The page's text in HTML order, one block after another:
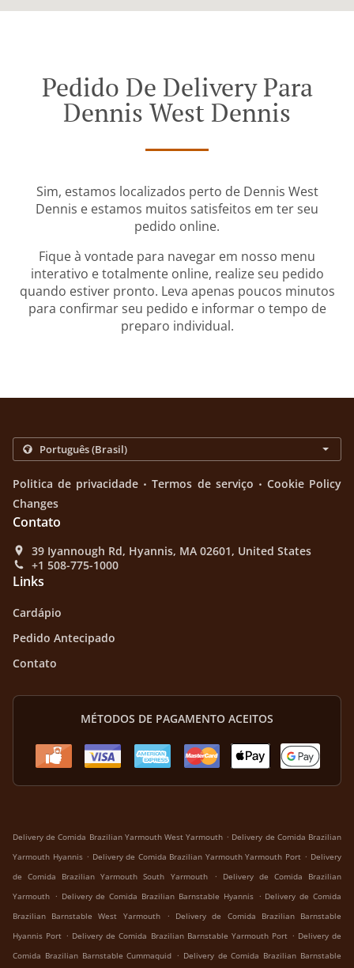
Pedido De Delivery Para
Dennis West Dennis
Sim, estamos localizados perto de Dennis West
Dennis e estamos muitos satisfeitos em ter seu
pedido online.
Fique à vontade para navegar em nosso menu
interativo e totalmente online, realize seu pedido
quando estiver pronto. Leva apenas poucos minutos
para confirmar seu pedido e informar o tempo de
preparo individual.
Politica de privacidade . Termos de serviço . Cookie Policy
Changes
Contato
39 Iyannough Rd, Hyannis, MA 02601, United States
+1 508-775-1000
Links
Cardápio
Pedido Antecipado
Contato
MÉTODOS DE PAGAMENTO ACEITOS
Delivery de Comida Brazilian Yarmouth West Yarmouth . Delivery de Comida Brazilian
Yarmouth Hyannis . Delivery de Comida Brazilian Yarmouth Yarmouth Port . Delivery
de Comida Brazilian Yarmouth South Yarmouth
.
Delivery de Comida Brazilian
Yarmouth . Delivery de Comida Brazilian Barnstable Hyannis . Delivery de Comida
Brazilian Barnstable West Yarmouth
.
Delivery de Comida Brazilian Barnstable
Hyannis Port . Delivery de Comida Brazilian Barnstable Yarmouth Port . Delivery de
Comida Brazilian Barnstable Cummaquid . Delivery de Comida Brazilian Barnstable